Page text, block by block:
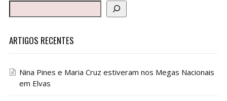
ARTIGOS RECENTES
Nina Pines e Maria Cruz estiveram nos Megas Nacionais
em Elvas